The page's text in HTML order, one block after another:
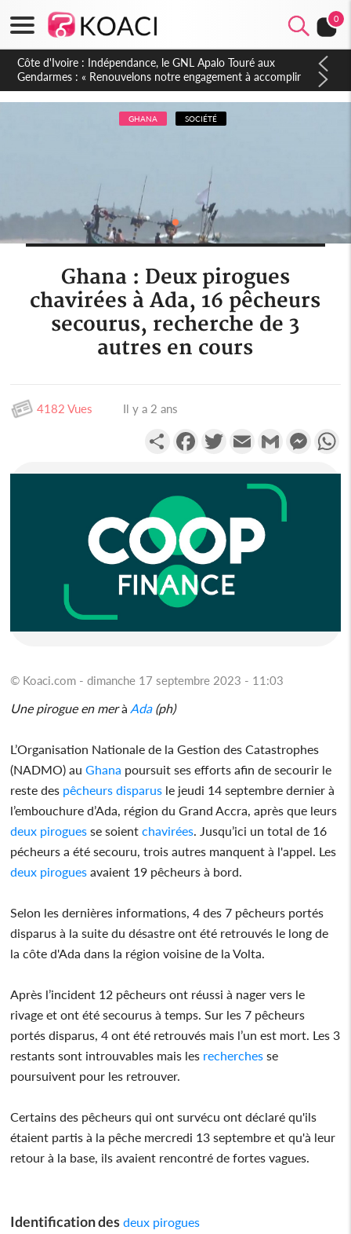
0
Sierra Leone : Un projet de réforme constitutionnelle en
gestation, points clés des amendements, un exclu d'avance
GHANA SOCIÉTÉ
Ghana : Deux pirogues
chavirées à Ada, 16 pêcheurs
secourus, recherche de 3
autres en cours
4182 Vues Il y a 2 ans
PartagerFacebookTwitterEmail Gmail
© Koaci.com - dimanche 17 septembre 2023 - 11:03
Une pirogue en merà Ada(ph)
L’Organisation Nationale de la Gestion des Catastrophes
(NADMO) auGhana poursuit ses efforts afin de secourir le
reste des pêcheurs disparus le jeudi 14 septembre dernier à
l’embouchure d’Ada, région du Grand Accra, après que leurs
deux pirogues se soient chavirées . Jusqu’ici un total de 16
pécheurs a été secouru, trois autres manquent à l'appel. Les
deux pirogues avaient 19 pêcheurs à bord.
Selon les dernières informations, 4 des 7 pêcheurs portés
disparus à la suite du désastre ont été retrouvés le long de
la côte d'Ada dans la région voisine de la Volta.
Après l’incident 12 pêcheurs ont réussi à nager vers le
rivage et ont été secourus à temps. Sur les 7 pêcheurs
portés disparus, 4 ont été retrouvés mais l’un est mort. Les 3
restants sont introuvables mais les recherches se
poursuivent pour les retrouver.
Certains des pêcheurs qui ont survécu ont déclaré qu'ils
étaient partis à la pêche mercredi 13 septembre et qu'à leur
retour à la base, ils avaient rencontré de fortes vagues.
Identification des deux pirogues